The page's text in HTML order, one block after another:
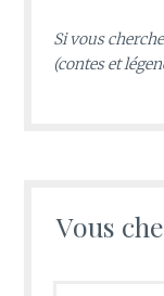
Si vous
(contes et
Vous